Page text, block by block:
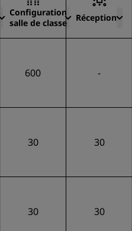
Configuration
salle de classe
Réception
600 -
30 30
30 30